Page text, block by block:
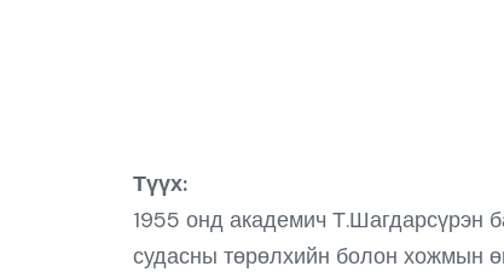
Түүх:
1955 онд академич Т.Шагдарсүрэн
судасны төрөлхийн болон хожмын